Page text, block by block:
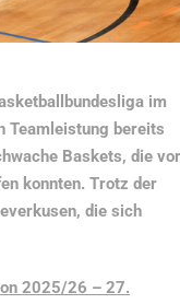
im
Teamleistung bereits
Baskets, die vor
konnten. Trotz der
die sich
2025/26 – 27.